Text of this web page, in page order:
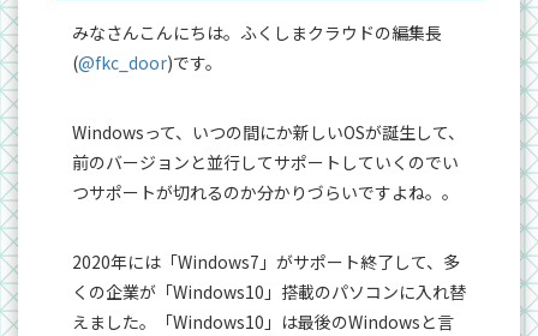
みなさんこんにちは。ふくしまクラウドの編集長
(@fkc_door)です。
Windowsって、いつの間にか新しいOSが誕生して、
前のバージョンと並行してサポートしていくのでい
つサポートが切れるのか分かりづらいですよね。。
2020年には「Windows7」がサポート終了して、多
くの企業が「Windows10」搭載のパソコンに入れ替
えました。「Windows10」は最後のWindowsと言